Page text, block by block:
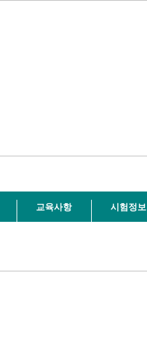
교육사항 시험정보